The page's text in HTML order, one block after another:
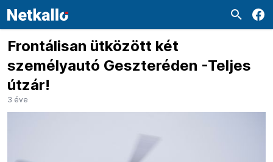
Frontálisan ütközött két
személyautó Geszteréden -Teljes
útzár!
3 éve